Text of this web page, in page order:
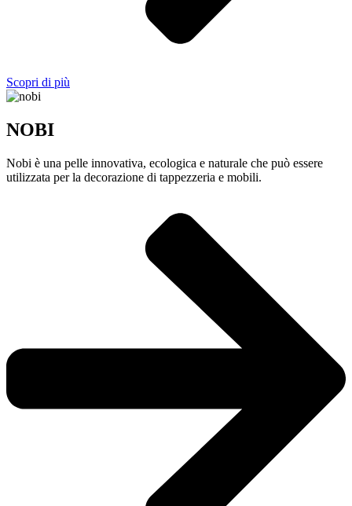
Scopri di più
NOBI
Nobi è una pelle innovativa, ecologica e naturale che può essere
utilizzata per la decorazione di tappezzeria e mobili.